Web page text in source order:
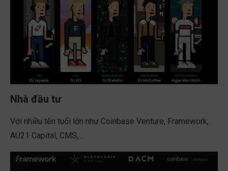
Nhà đầu tư
Với nhiều tên tuổi lớn như Coinbase Venture, Framework,
AU21 Capital, CMS,…